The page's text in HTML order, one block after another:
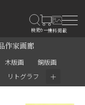
作家画廊
木版画
銅版画
リトグラフ ＋